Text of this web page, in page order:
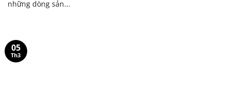
những dòng sản...
05
Th3